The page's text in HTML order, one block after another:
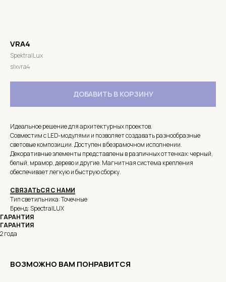
VRA4
SpektralLux
slxvra4
ДОБАВИТЬ В КОРЗИНУ
Идеальное решение для архитектурных проектов.
Совместим с LED-модулями и позволяет создавать разнообразные
световые композиции. Доступен в безрамочном исполнении.
Декоративные элементы представлены в различных оттенках: черный,
белый, мрамор, дерево и другие. Магнитная система крепления
обеспечивает легкую и быструю сборку.
СВЯЗАТЬСЯ С НАМИ
Тип светильника: Точечные
Бренд: SpectralLUX
ГАРАНТИЯ
ГАРАНТИЯ
2 года
ВОЗМОЖНО ВАМ ПОНРАВИТСЯ